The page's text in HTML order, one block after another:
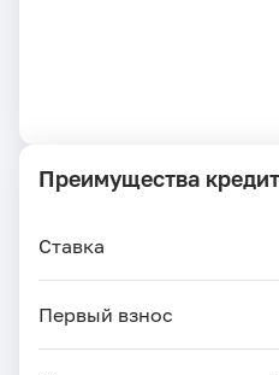
Преимущества
Ставка
Первый взнос